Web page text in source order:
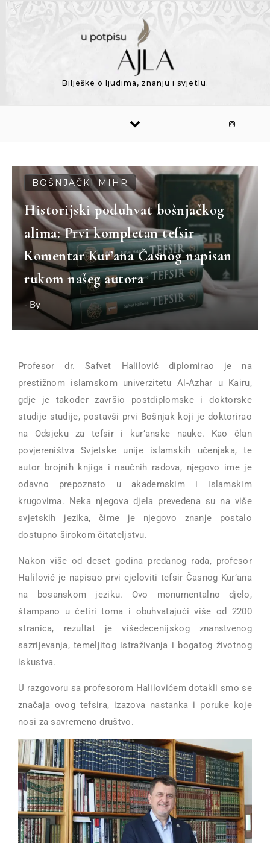
Bilješke o ljudima, znanju i svjetlu.
BOŠNJAČKI MIHR
Historijski poduhvat bošnjačkog
alima: Prvi kompletan tefsir –
Komentar Kur’ana Časnog napisan
rukom našeg autora
- By
Profesor dr. Safvet Halilović diplomirao je na
prestižnom islamskom univerzitetu Al-Azhar u Kairu,
gdje je također završio postdiplomske i doktorske
studije studije, postavši prvi Bošnjak koji je doktorirao
na Odsjeku za tefsir i kur’anske nauke. Kao član
povjereništva Svjetske unije islamskih učenjaka, te
autor brojnih knjiga i naučnih radova, njegovo ime je
odavno prepoznato u akademskim i islamskim
krugovima. Neka njegova djela prevedena su na više
svjetskih jezika, čime je njegovo znanje postalo
dostupno širokom čitateljstvu.
Nakon više od deset godina predanog rada, profesor
Halilović je napisao prvi cjeloviti tefsir Časnog Kur’ana
na bosanskom jeziku. Ovo monumentalno djelo,
štampano u četiri toma i obuhvatajući više od 2200
stranica, rezultat je višedecenijskog znanstvenog
sazrijevanja, temeljitog istraživanja i bogatog životnog
iskustva.
U razgovoru sa profesorom Halilovićem dotakli smo se
značaja ovog tefsira, izazova nastanka i poruke koje
nosi za savremeno društvo.